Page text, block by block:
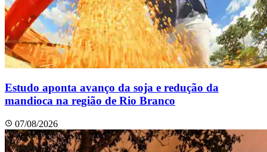
Estudo aponta avanço da soja e redução da
mandioca na região de Rio Branco
07/08/2026